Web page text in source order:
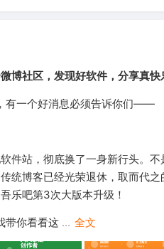
博社区，发现好软件，分享真快
有一个好消息必须告诉你们——
件站，彻底换了一身新行头。
统博客已经光荣退休，取而代
乐吧第3次大版本升级！
带你看看这 ... 全文